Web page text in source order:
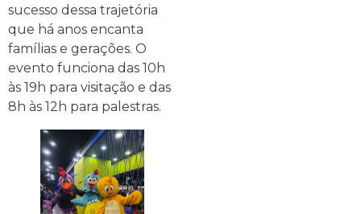
sucesso dessa trajetória
que há anos encanta
famílias e gerações. O
evento funciona das 10h
às 19h para visitação e das
8h às 12h para palestras.